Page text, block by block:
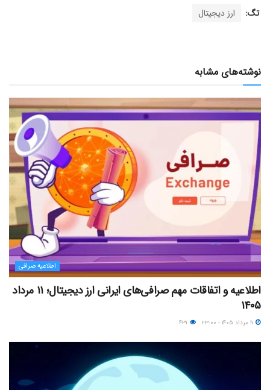
تگ: ارز دیجیتال
نوشته‌های مشابه
اطلاعیه صرافی
اطلاعیه و اتفاقات مهم صرافی‌های ایرانی ارز دیجیتال؛ ۱۱ مرداد
۱۴۰۵